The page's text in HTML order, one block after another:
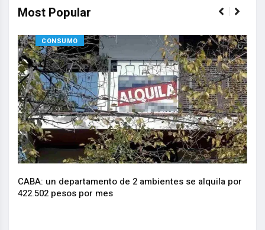
Most Popular
CONSUMO
CABA: un departamento de 2 ambientes se alquila por
422.502 pesos por mes